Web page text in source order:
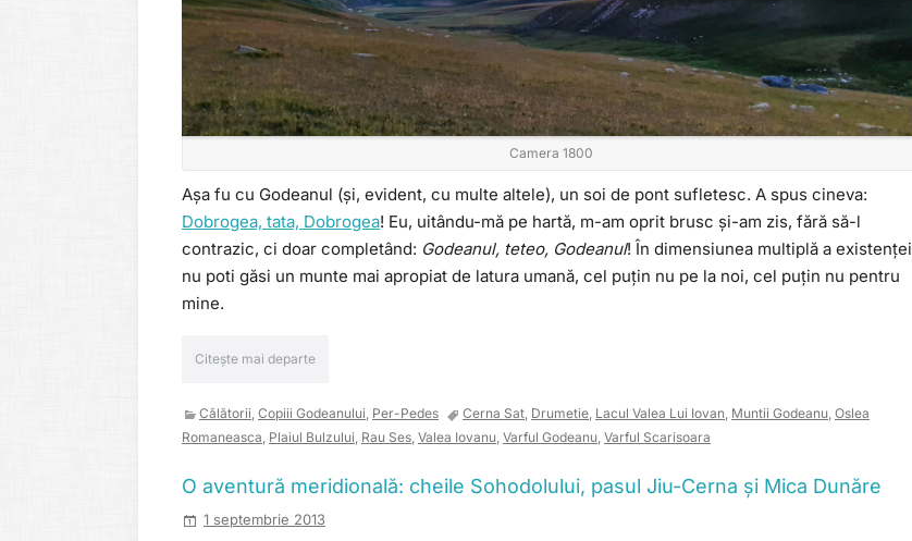
Camera 1800
Așa fu cu Godeanul (și, evident, cu multe altele), un soi de pont sufletesc. A spus cineva:
Dobrogea, tata, Dobrogea! Eu, uitându-mă pe hartă, m-am oprit brusc și-am zis, fără să-l
contrazic, ci doar completând: Godeanul, teteo, Godeanul! În dimensiunea multiplă a existenței
nu poti găsi un munte mai apropiat de latura umană, cel puțin nu pe la noi, cel puțin nu pentru
mine.
Citește mai departe
Călătorii, Copiii Godeanului, Per-Pedes Cerna Sat, Drumetie, Lacul Valea Lui Iovan, Muntii Godeanu, Oslea
Romaneasca, Plaiul Bulzului, Rau Ses, Valea Iovanu, Varful Godeanu, Varful Scarisoara
O aventură meridională: cheile Sohodolului, pasul Jiu-Cerna și Mica Dunăre
1 septembrie 2013